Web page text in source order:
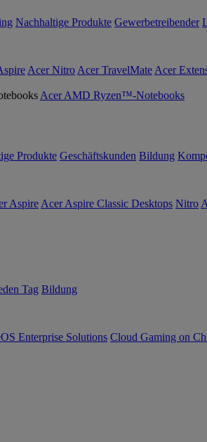
Nachhaltige Produkte Gewerbetreibender
Acer Nitro Acer TravelMate Acer
Acer AMD Ryzen™-Notebooks
Produkte Geschäftskunden Bildung
Aspire Acer Aspire Classic Desktops Nitro
Tag Bildung
Enterprise Solutions Cloud Gaming on